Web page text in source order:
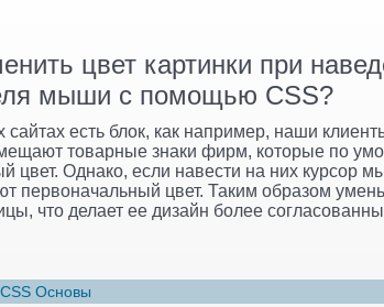
цвет картинки при
мыши с помощью CSS?
сайтах есть блок, как например, наши
товарные знаки фирм, которые по
цвет. Однако, если навести на них курсор
первоначальный цвет. Таким образом
что делает ее дизайн более
CSS Основы